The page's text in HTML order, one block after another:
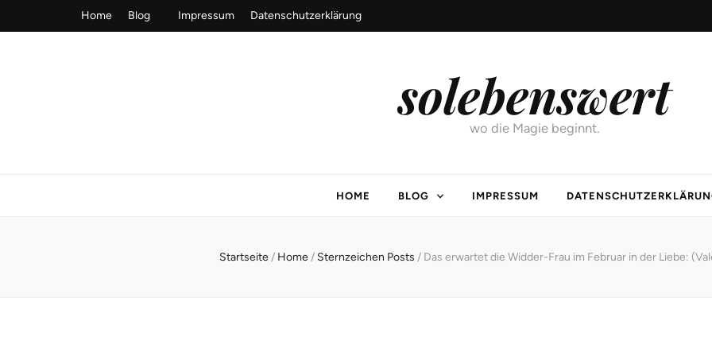
Home Blog Impressum Datenschutzerklärung
solebenswert
wo die Magie beginnt.
HOME BLOG IMPRESSUM
Startseite / Home/ Sternzeichen Posts / Das erwartet die Widder-Frau im Februar in der Liebe: